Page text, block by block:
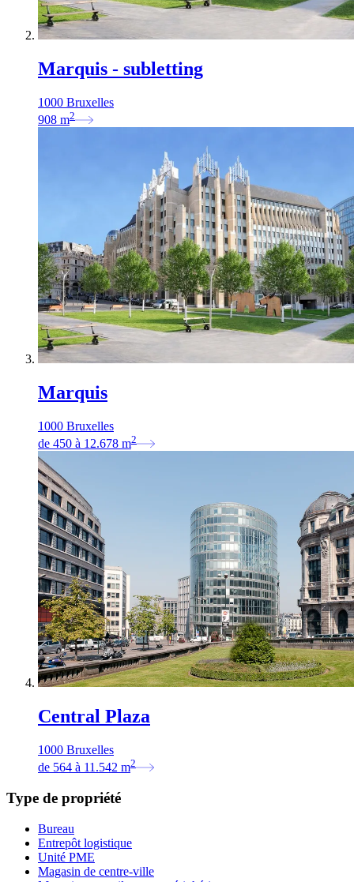
Marquis - subletting
1000 Bruxelles
908 m2
Marquis
1000 Bruxelles
de 450 à 12.678 m2
Central Plaza
1000 Bruxelles
de 564 à 11.542 m2
Type de propriété
Bureau
Entrepôt logistique
Unité PME
Magasin de centre-ville